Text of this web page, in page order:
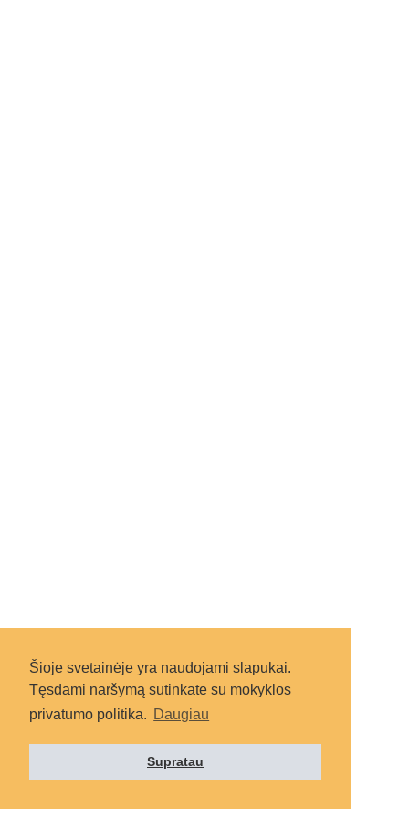
Šioje svetainėje yra naudojami slapukai.
Tęsdami naršymą sutinkate su mokyklos
privatumo politika. Daugiau
Supratau